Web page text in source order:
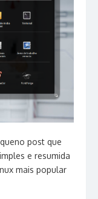
post que
e resumida
mais popular